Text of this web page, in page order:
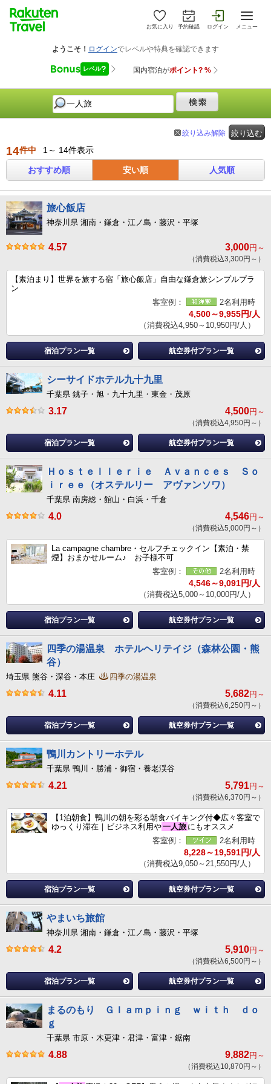
お気に入り 予約確認 ログイン メニュー
絞り込む
絞り込み解除
14件中 1～ 14件表示
おすすめ順 安い順 人気順
旅心飯店
神奈川県 湘南・鎌倉・江ノ島・藤沢・平塚
4.57 3,000円～
（消費税込3,300円～）
【素泊まり】世界を旅する宿「旅心飯店」自由な鎌倉旅シンプルプラ
ン
客室例：
2名利用時
4,500～9,955円/人
（消費税込4,950～10,950円/人）
宿泊プラン一覧 航空券付プラン一覧
シーサイドホテル九十九里
千葉県 銚子・旭・九十九里・東金・茂原
3.17 4,500円～
（消費税込4,950円～）
宿泊プラン一覧 航空券付プラン一覧
Ｈｏｓｔｅｌｌｅｒｉｅ Ａｖａｎｃｅｓ Ｓｏ
ｉｒｅｅ（オステルリー アヴァンソワ）
千葉県 南房総・館山・白浜・千倉
4.0 4,546円～
（消費税込5,000円～）
La campagne chambre・セルフチェックイン【素泊・禁
煙】おまかせルーム♪ お子様不可
客室例：
2名利用時
4,546～9,091円/人
（消費税込5,000～10,000円/人）
宿泊プラン一覧 航空券付プラン一覧
四季の湯温泉 ホテルヘリテイジ（森林公園・熊
谷）
埼玉県 熊谷・深谷・本庄 四季の湯温泉
4.11 5,682円～
（消費税込6,250円～）
宿泊プラン一覧 航空券付プラン一覧
鴨川カントリーホテル
千葉県 鴨川・勝浦・御宿・養老渓谷
4.21 5,791円～
（消費税込6,370円～）
【1泊朝食】鴨川の朝を彩る朝食バイキング付◆広々客室で
ゆっくり滞在｜ビジネス利用や一人旅 にもオススメ
客室例：
2名利用時
8,228～19,591円/人
（消費税込9,050～21,550円/人）
宿泊プラン一覧 航空券付プラン一覧
やまいち旅館
神奈川県 湘南・鎌倉・江ノ島・藤沢・平塚
4.2 5,910円～
（消費税込6,500円～）
宿泊プラン一覧 航空券付プラン一覧
まるのもり Ｇｌａｍｐｉｎｇ ｗｉｔｈ ｄｏ
ｇ
千葉県 市原・木更津・君津・富津・鋸南
4.88 9,882円～
（消費税込10,870円～）